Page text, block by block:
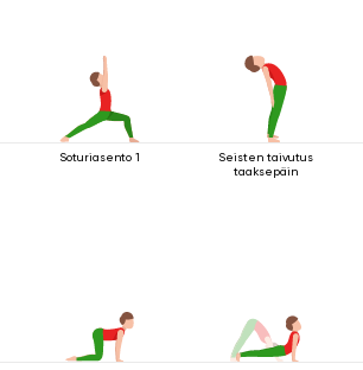
Soturiasento 1
Seisten taivutus
taaksepäin